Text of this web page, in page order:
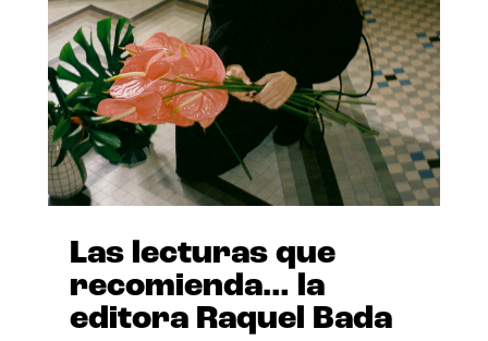
Las lecturas que
recomienda… la
editora Raquel Bada